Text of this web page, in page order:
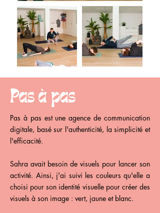
Pas à pas
Pas à pas est une agence de communication
digitale, basé sur l'authenticité, la simplicité et
l'efficacité.
Sahra avait besoin de visuels pour lancer son
activité. Ainsi, j'ai suivi les couleurs qu'elle a
choisi pour son identité visuelle pour créer des
visuels à son image : vert, jaune et blanc.